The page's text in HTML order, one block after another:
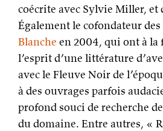
coécrite avec Sylvie Miller, et
Également le cofondateur
Blanche en 2004, qui ont à la
l’esprit d’une littérature
avec le Fleuve Noir de
à des ouvrages parfois
profond souci de recherche
du domaine. Entre autres, «